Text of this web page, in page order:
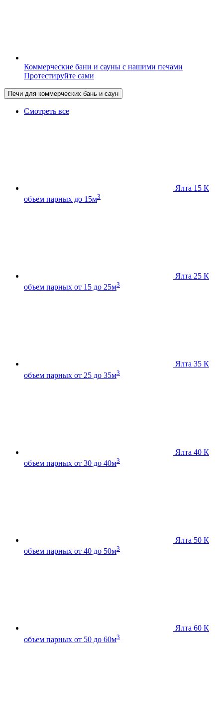
Коммерческие бани и сауны с нашими печами
Протестируйте сами
Печи для коммерческих бань и саун
Смотреть все
Ялта 15 К
объем парных до 15м3
Ялта 25 К
объем парных от 15 до 25м3
Ялта 35 К
объем парных от 25 до 35м3
Ялта 40 К
объем парных от 30 до 40м3
Ялта 50 К
объем парных от 40 до 50м3
Ялта 60 К
объем парных от 50 до 60м3